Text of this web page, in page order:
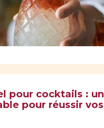
pour cocktails : un
pour réussir vos